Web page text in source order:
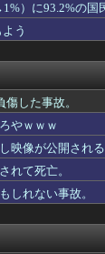
ｗｗｗｗ...
しかし「...
8...
）に93.2%の国
う
した事故。
やｗｗｗ
映像が公開される
れて死亡。
しれない事故。